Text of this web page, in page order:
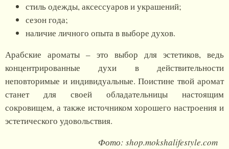
стиль одежды, аксессуаров и украшений;
сезон года;
наличие личного опыта в выборе духов.
Арабские ароматы – это выбор для эстетиков, ведь
концентрированные духи в действительности
неповторимые и индивидуальные. Поистине твой аромат
станет для своей обладательницы настоящим
сокровищем, а также источником хорошего настроения и
эстетического удовольствия.
Фото: shop.mokshalifestyle.com